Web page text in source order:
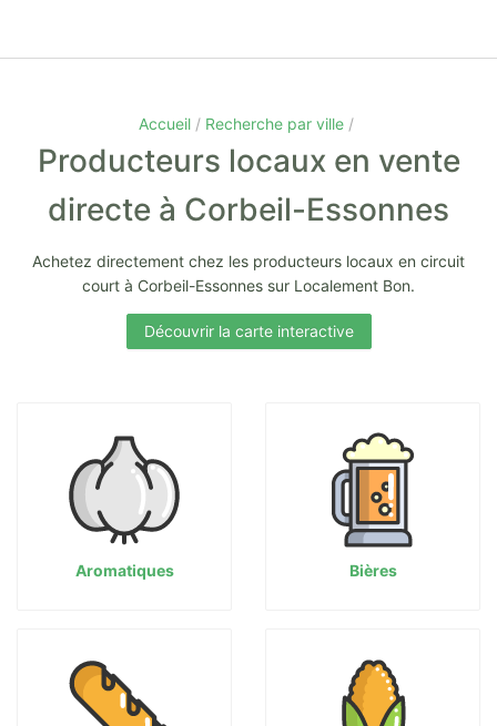
Accueil Recherche par ville
Producteurs locaux en vente
directe à Corbeil-Essonnes
Achetez directement chez les producteurs locaux en circuit
court à Corbeil-Essonnes sur Localement Bon.
Découvrir la carte interactive
Aromatiques Bières